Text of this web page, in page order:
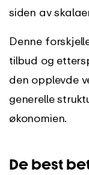
siden av
Denne
tilbud og
den opplevde
generelle
økonomien.
De best